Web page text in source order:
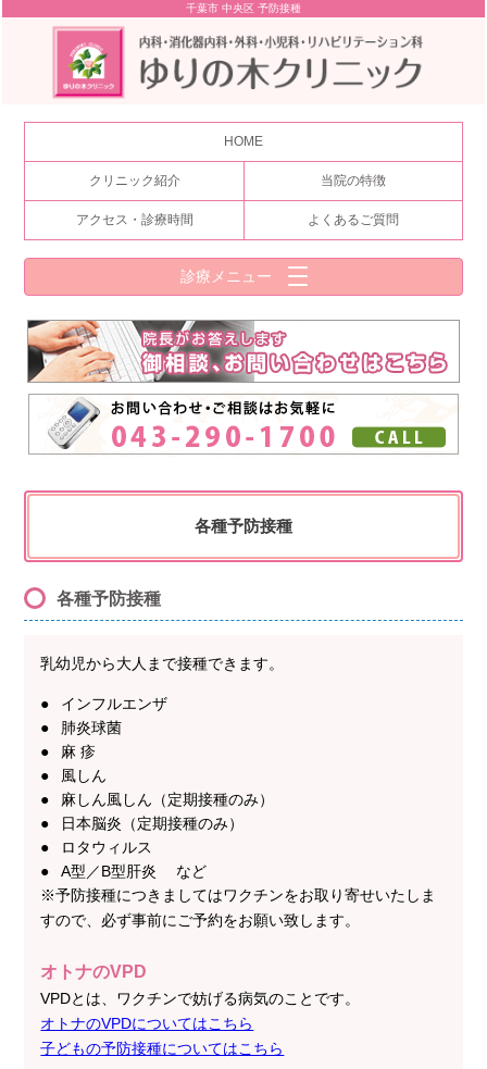
千葉市 中央区 予防接種
HOME
クリニック紹介 当院の特徴
アクセス・診療時間 よくあるご質問
診療メニュー
各種予防接種
各種予防接種
乳幼児から大人まで接種できます。
インフルエンザ
肺炎球菌
麻 疹
風しん
麻しん風しん（定期接種のみ）
日本脳炎（定期接種のみ）
ロタウィルス
A型／B型肝炎 など
※予防接種につきましてはワクチンをお取り寄せいたしま
すので、必ず事前にご予約をお願い致します。
オトナのVPD
VPDとは、ワクチンで妨げる病気のことです。
オトナのVPDについてはこちら
子どもの予防接種についてはこちら